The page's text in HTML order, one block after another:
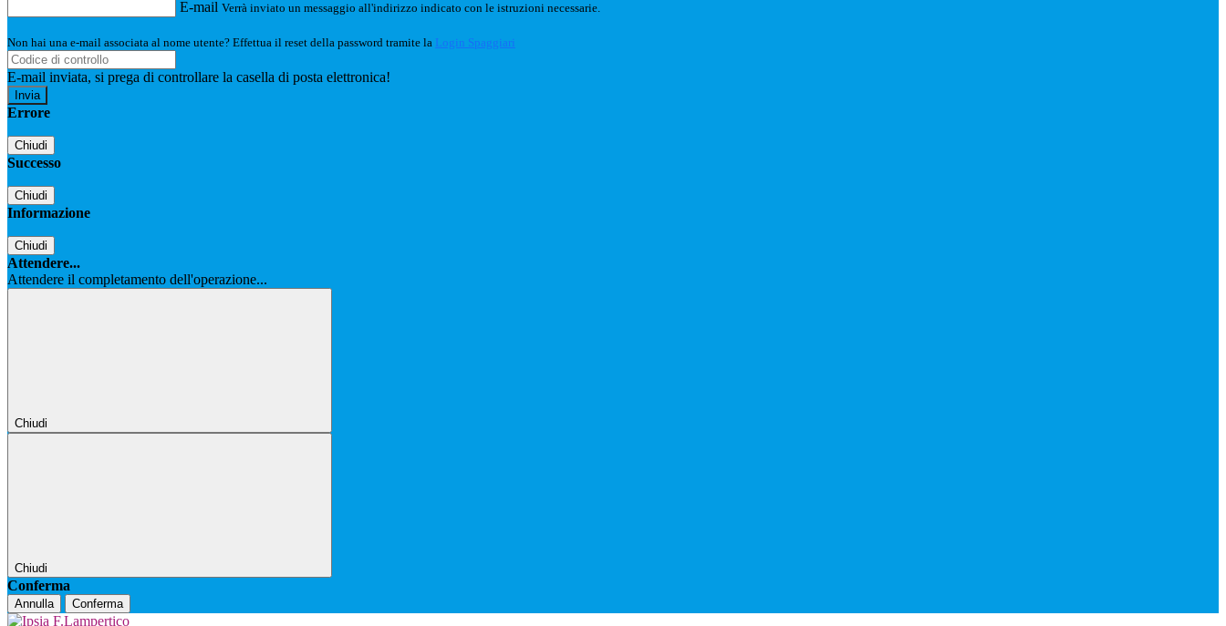
E-mail Verrà inviato un messaggio all'indirizzo indicato con le istruzioni necessarie.
Non hai una e-mail associata al nome utente? Effettua il reset della password tramite la Login Spaggiari
E-mail inviata, si prega di controllare la casella di posta elettronica!
Errore
Chiudi
Successo
Chiudi
Informazione
Chiudi
Attendere...
Attendere il completamento dell'operazione...
Chiudi
Chiudi
Conferma
Annulla Conferma